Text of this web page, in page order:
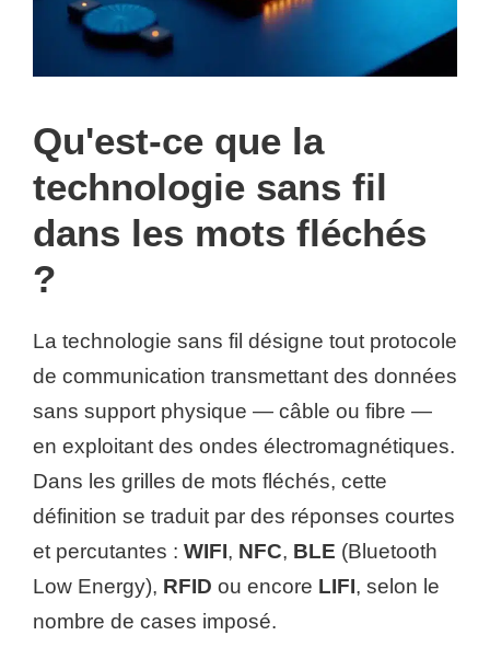
Qu'est-ce que la
technologie sans fil
dans les mots fléchés
?
La technologie sans fil désigne tout protocole
de communication transmettant des données
sans support physique — câble ou fibre —
en exploitant des ondes électromagnétiques.
Dans les grilles de mots fléchés, cette
définition se traduit par des réponses courtes
et percutantes : WIFI, NFC, BLE (Bluetooth
Low Energy), RFID ou encore LIFI, selon le
nombre de cases imposé.